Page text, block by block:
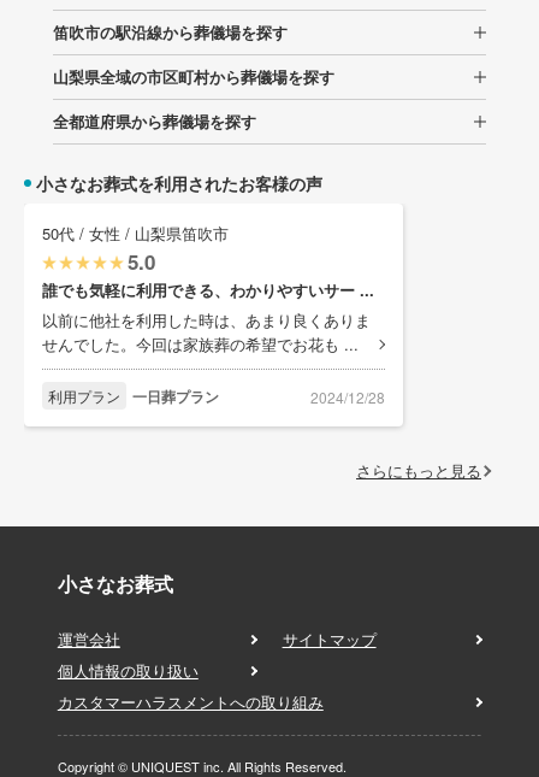
笛吹市の駅沿線から葬儀場を探す
山梨県全域の市区町村から葬儀場を探す
全都道府県から葬儀場を探す
小さなお葬式を利用されたお客様の声
50代 / 女性 / 山梨県笛吹市
5.0
誰でも気軽に利用できる、わかりやすいサー ...
以前に他社を利用した時は、あまり良くありま
せんでした。今回は家族葬の希望でお花も ...
利用プラン 一日葬プラン 2024/12/28
さらにもっと見る
小さなお葬式
運営会社
サイトマップ
個人情報の取り扱い
カスタマーハラスメントへの取り組み
Copyright © UNIQUEST inc. All Rights Reserved.